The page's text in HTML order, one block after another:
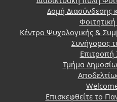
Δομή Διασύνδεσης
Κέντρο Ψυχολογικής &
Συνήγορος
Επιτροπή
Τμήμα
Επισκεφθείτε το